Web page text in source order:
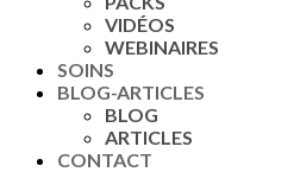
VIDÉOS
WEBINAIRES
SOINS
BLOG-ARTICLES
BLOG
ARTICLES
CONTACT